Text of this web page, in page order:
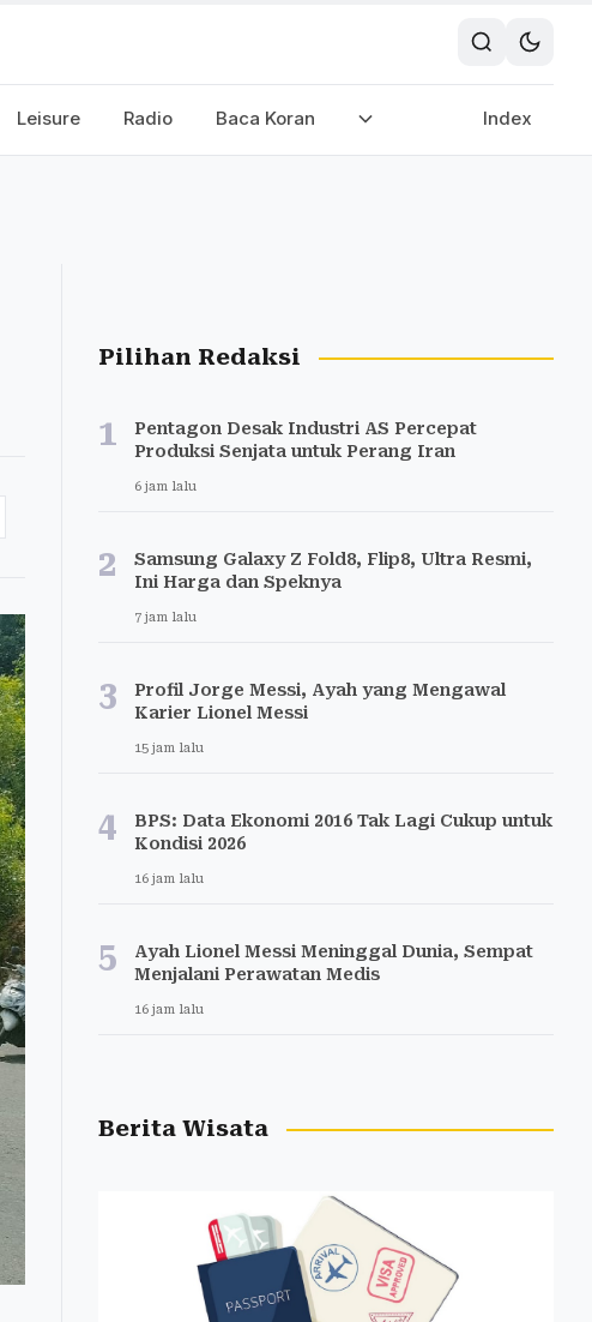
Leisure Radio Baca Koran Index
Pilihan Redaksi
1
Pentagon Desak Industri AS Percepat
Produksi Senjata untuk Perang Iran
6 jam lalu
2
Samsung Galaxy Z Fold8, Flip8, Ultra Resmi,
Ini Harga dan Speknya
7 jam lalu
3
Profil Jorge Messi, Ayah yang Mengawal
Karier Lionel Messi
15 jam lalu
4
BPS: Data Ekonomi 2016 Tak Lagi Cukup untuk
Kondisi 2026
16 jam lalu
5
Ayah Lionel Messi Meninggal Dunia, Sempat
Menjalani Perawatan Medis
16 jam lalu
Berita Wisata